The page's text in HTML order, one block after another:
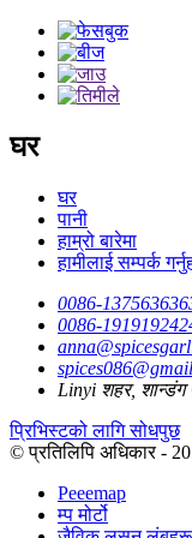
घर
घर
पानी
हाम्रो बारेमा
हामीलाई सम्पर्क
0086-
0086-
Linyi शहर, शान्डंग
प्रिभिस्टको लागि सोधपुछ
© प्रतिलिपि अधिकार -
Peeemap
म्प मोर्टो